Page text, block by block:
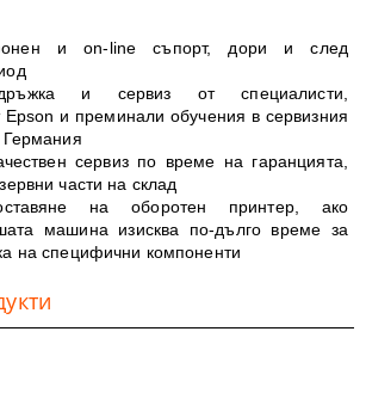
и on-line съпорт, дори и след
и сервиз от специалисти,
и преминали обучения в сервизния
Германия
сервиз по време на гаранцията,
части на склад
на оборотен принтер, ако
машина изисква по-дълго време за
на специфични компоненти